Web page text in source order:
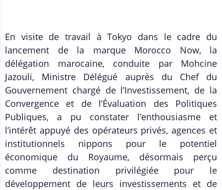
En visite de travail à Tokyo dans le cadre du
lancement de la marque Morocco Now, la
délégation marocaine, conduite par Mohcine
Jazouli, Ministre Délégué auprès du Chef du
Gouvernement chargé de l’Investissement, de la
Convergence et de l’Évaluation des Politiques
Publiques, a pu constater l’enthousiasme et
l’intérêt appuyé des opérateurs privés, agences et
institutionnels nippons pour le potentiel
économique du Royaume, désormais perçu
comme destination privilégiée pour le
développement de leurs investissements et de